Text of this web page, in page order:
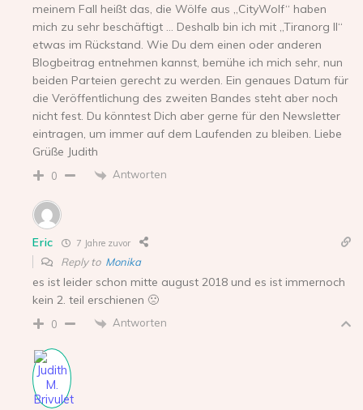
meinem Fall heißt das, die Wölfe aus „CityWolf“ haben
mich zu sehr beschäftigt … Deshalb bin ich mit „Tiranorg II“
etwas im Rückstand. Wie Du dem einen oder anderen
Blogbeitrag entnehmen kannst, bemühe ich mich sehr, nun
beiden Parteien gerecht zu werden. Ein genaues Datum für
die Veröffentlichung des zweiten Bandes steht aber noch
nicht fest. Du könntest Dich aber gerne für den Newsletter
eintragen, um immer auf dem Laufenden zu bleiben. Liebe
Grüße Judith
0 Antworten
Eric 7 Jahre zuvor
Reply to Monika
es ist leider schon mitte august 2018 und es ist immernoch
kein 2. teil erschienen 🙁
0 Antworten